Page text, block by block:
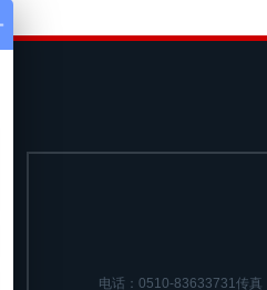
电话：0510-83633731传